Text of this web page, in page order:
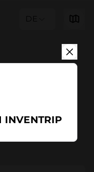
DE
INVENTRIP